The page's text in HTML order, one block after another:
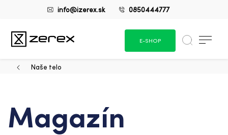
info@izerex.sk 0850444777
E-SHOP
Naše telo
Magazín